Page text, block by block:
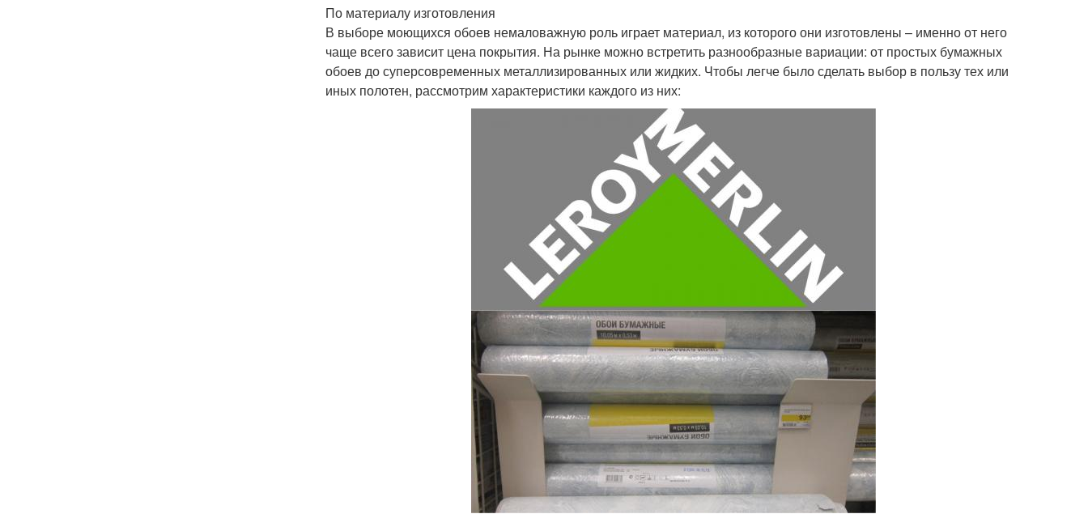
По материалу изготовления
В выборе моющихся обоев немаловажную роль играет материал, из которого они изготовлены – именно от него
чаще всего зависит цена покрытия. На рынке можно встретить разнообразные вариации: от простых бумажных
обоев до суперсовременных металлизированных или жидких. Чтобы легче было сделать выбор в пользу тех или
иных полотен, рассмотрим характеристики каждого из них: